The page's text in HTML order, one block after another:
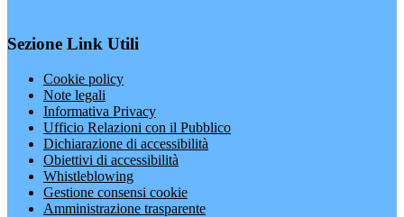
Sezione Link Utili
Cookie policy
Note legali
Informativa Privacy
Ufficio Relazioni con il Pubblico
Dichiarazione di accessibilità
Obiettivi di accessibilità
Whistleblowing
Gestione consensi cookie
Amministrazione trasparente